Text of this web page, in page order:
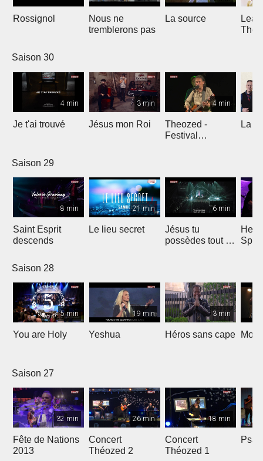
Rossignol
Nous ne
tremblerons pas
La source
The
Saison 30
4 min
Je t'ai trouvé
3 min
Jésus mon Roi
4 min
Theozed -
Festival
La
Saison 29
8 min
Saint Esprit
descends
21 min
Le lieu secret
6 min
Jésus tu
possèdes tout en
He
Saison 28
5 min
You are Holy
19 min
Yeshua
3 min
Héros sans cape Moi
Saison 27
32 min
Fête de Nations
2013
26 min
Concert
Théozed 2
18 min
Concert
Théozed 1